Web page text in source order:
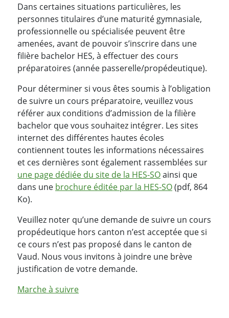
Dans certaines situations particulières, les
personnes titulaires d’une maturité gymnasiale,
professionnelle ou spécialisée peuvent être
amenées, avant de pouvoir s’inscrire dans une
filière bachelor HES, à effectuer des cours
préparatoires (année passerelle/propédeutique).
Pour déterminer si vous êtes soumis à l’obligation
de suivre un cours préparatoire, veuillez vous
référer aux conditions d’admission de la filière
bachelor que vous souhaitez intégrer. Les sites
internet des différentes hautes écoles
contiennent toutes les informations nécessaires
et ces dernières sont également rassemblées sur
une page dédiée du site de la HES-SOainsi que
dans une brochure éditée par la HES-SO(pdf, 864
Ko).
Veuillez noter qu’une demande de suivre un cours
propédeutique hors canton n’est acceptée que si
ce cours n’est pas proposé dans le canton de
Vaud. Nous vous invitons à joindre une brève
justification de votre demande.
Marche à suivre